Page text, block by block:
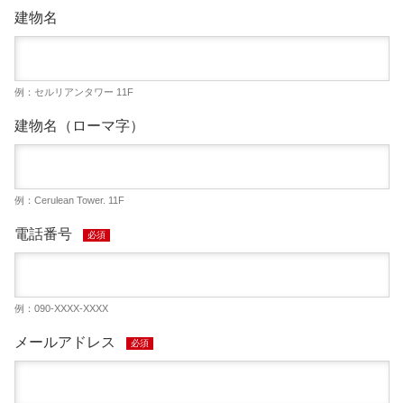
建物名
例：セルリアンタワー 11F
建物名（ローマ字）
例：Cerulean Tower. 11F
電話番号 必須
例：090-XXXX-XXXX
メールアドレス 必須